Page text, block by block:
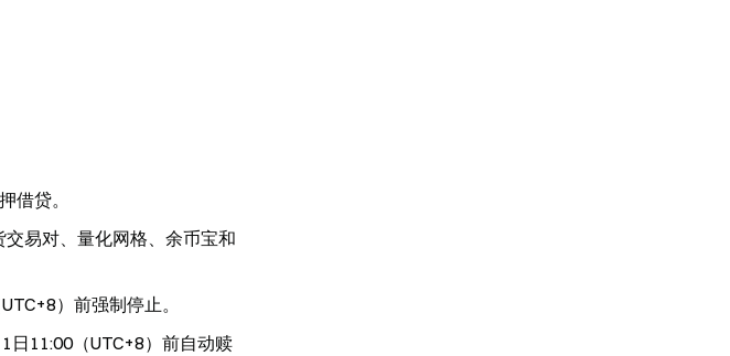
借贷。
易对、量化网格、余币宝和
）前强制停止。
日11:00（UTC+8）前自动赎